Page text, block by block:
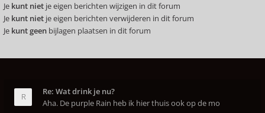
Je kunt niet je eigen berichten wijzigen in dit forum
Je kunt niet je eigen berichten verwijderen in dit forum
Je kunt geen bijlagen plaatsen in dit forum
Re: Wat drink je nu?
Aha. De purple Rain heb ik hier thuis ook op de mo